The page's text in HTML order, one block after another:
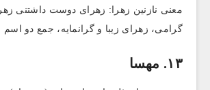
معنی نازنین زهرا: زهرای دوست داشتنی
گرامی، زهرای زیبا و گرانمایه، جمع دو اسم
۱۳. مهسا